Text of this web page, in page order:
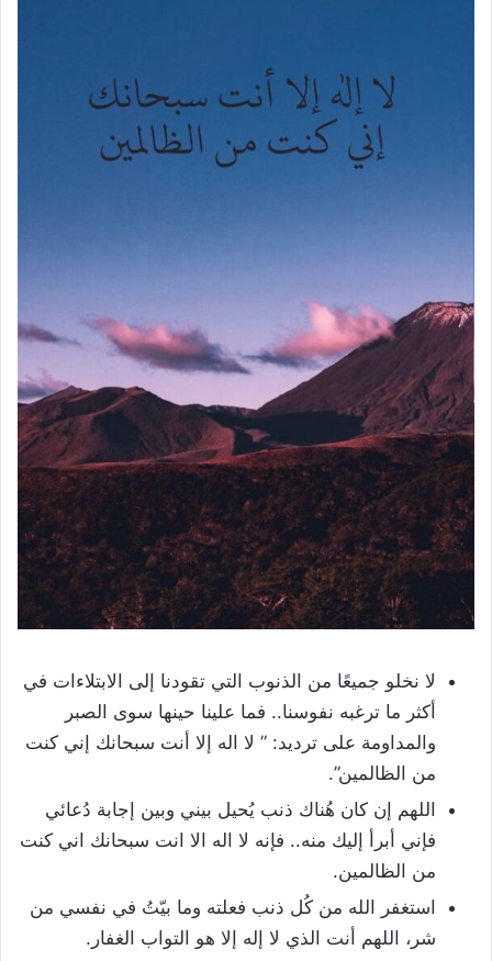
لا نخلو جميعًا من الذنوب التي تقودنا إلى الابتلاءات في
أكثر ما ترغبه نفوسنا.. فما علينا حينها سوى الصبر
والمداومة على ترديد: ” لا اله إلا أنت سبحانك إني كنت
من الظالمين”.
اللهم إن كان هُناك ذنب يُحيل بيني وبين إجابة دُعائي
فإني أبرأ إليك منه.. فإنه لا اله الا انت سبحانك اني كنت
من الظالمين.
استغفر الله من كُل ذنب فعلته وما بيّتُ في نفسي من
شر، اللهم أنت الذي لا إله إلا هو التواب الغفار.